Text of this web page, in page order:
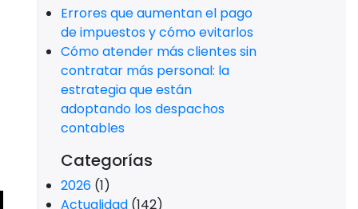
Errores que aumentan el pago
de impuestos y cómo evitarlos
Cómo atender más clientes sin
contratar más personal: la
estrategia que están
adoptando los despachos
contables
Categorías
2026 (1)
Actualidad (142)